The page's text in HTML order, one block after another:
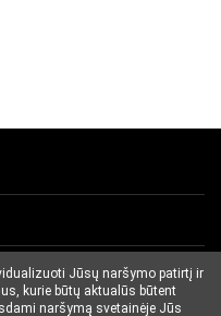
Jūsų naršymo patirtį ir
kurie būtų aktualūs būtent
naršymą svetainėje Jūs